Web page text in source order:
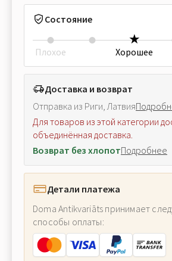
Состояние
Плохое Хорошее
Доставка и возврат
Отправка из Риги, Латвия
Для товаров из этой категории
объединённая доставка.
Возврат без хлопотПодробнее
Детали платежа
Doma Antikvariāts принимает
способы оплаты: